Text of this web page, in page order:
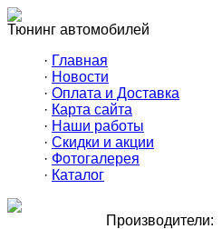
Тюнинг автомобилей
· Главная
· Новости
· Оплата и Доставка
· Карта сайта
· Наши работы
· Скидки и акции
· Фотогалерея
· Каталог
Производители: